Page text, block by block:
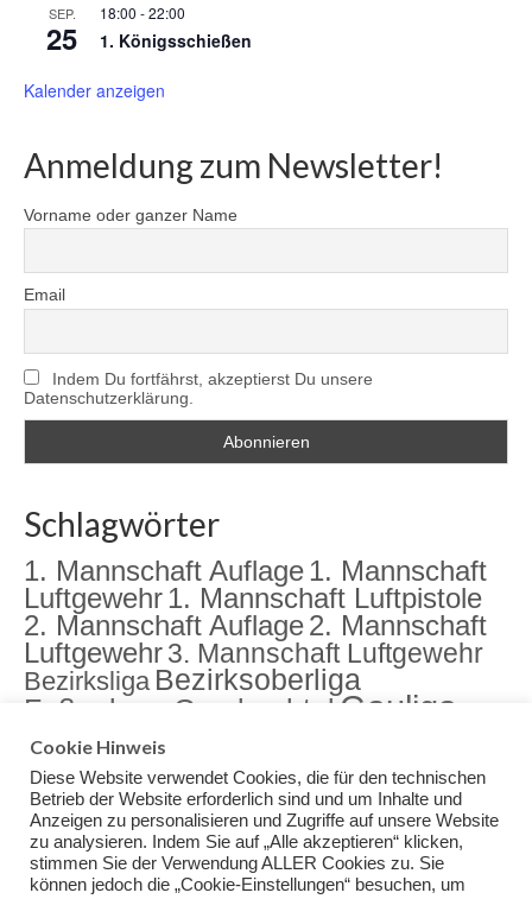
SEP.
25
18:00 -22:00
1. Königsschießen
Kalender anzeigen
Anmeldung zum Newsletter!
Vorname oder ganzer Name
Email
Indem Du fortfährst, akzeptierst Du unsere
Datenschutzerklärung.
Schlagwörter
1. Mannschaft Auflage1. Mannschaft
Luftgewehr1. Mannschaft Luftpistole
2. Mannschaft Auflage2. Mannschaft
Luftgewehr3. Mannschaft Luftgewehr
Bezirksliga Bezirksoberliga
Fußenberg
Gambachtal Gauliga
Jugend Jugendarbeit
meister Meisterschaft Rama Dama Sektion
TrainingVeranstaltungen
Cookie Hinweis
Diese Website verwendet Cookies, die für den technischen
Betrieb der Website erforderlich sind und um Inhalte und
Anzeigen zu personalisieren und Zugriffe auf unsere Website
zu analysieren. Indem Sie auf „Alle akzeptieren“ klicken,
stimmen Sie der Verwendung ALLER Cookies zu. Sie
können jedoch die „Cookie-Einstellungen“ besuchen, um